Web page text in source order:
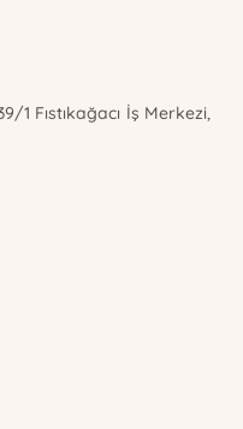
1 Fıstıkağacı İş Merkezi,